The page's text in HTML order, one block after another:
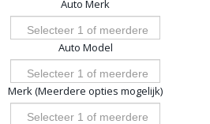
Auto Merk
Selecteer 1 of meerdere
opties
Auto Model
Selecteer 1 of meerdere
opties
Merk (Meerdere opties mogelijk)
Selecteer 1 of meerdere